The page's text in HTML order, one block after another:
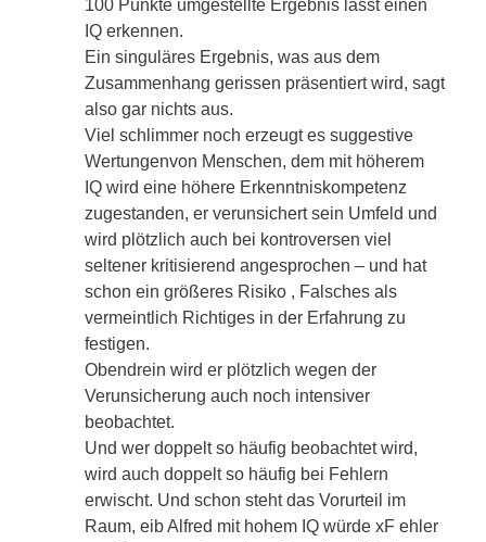
100 Punkte umgestellte Ergebnis lässt einen
IQ erkennen.
Ein singuläres Ergebnis, was aus dem
Zusammenhang gerissen präsentiert wird, sagt
also gar nichts aus.
Viel schlimmer noch erzeugt es suggestive
Wertungenvon Menschen, dem mit höherem
IQ wird eine höhere Erkenntniskompetenz
zugestanden, er verunsichert sein Umfeld und
wird plötzlich auch bei kontroversen viel
seltener kritisierend angesprochen – und hat
schon ein größeres Risiko , Falsches als
vermeintlich Richtiges in der Erfahrung zu
festigen.
Obendrein wird er plötzlich wegen der
Verunsicherung auch noch intensiver
beobachtet.
Und wer doppelt so häufig beobachtet wird,
wird auch doppelt so häufig bei Fehlern
erwischt. Und schon steht das Vorurteil im
Raum, eib Alfred mit hohem IQ würde xF ehler